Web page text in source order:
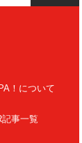
！について
記事一覧